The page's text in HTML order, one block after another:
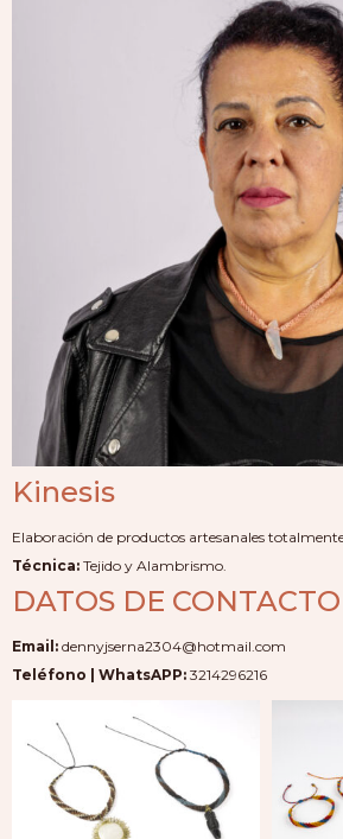
Kinesis
Elaboración de productos artesanales
Técnica: Tejido y Alambrismo.
DATOS DE CONTACTO
Email: dennyjserna2304@hotmail.com
Teléfono | WhatsAPP: 3214296216